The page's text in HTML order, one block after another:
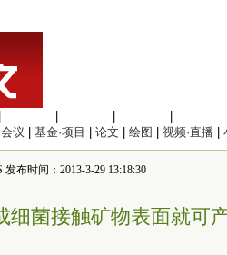
会议 基金·项目 论文 绘图 视频·直播
布时间：2013-3-29 13:18:30
细菌接触矿物表面就可